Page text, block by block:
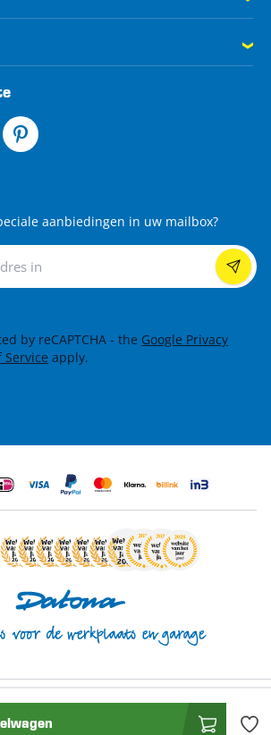
aanbiedingen in uw mailbox?
by reCAPTCHA - the Google Privacy
Service apply.
© 2026 Datona.nl